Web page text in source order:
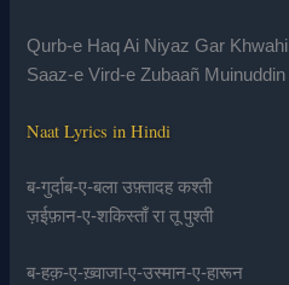
Qurb-e Haq Ai Niyaz Gar Khwahi
Saaz-e Vird-e Zubaañ Muinuddin
Naat Lyrics in Hindi
ब-गुर्दाब-ए-बला उफ़्तादह कश्ती
ज़ईफ़ान-ए-शकिस्ताँ रा तू पुश्ती
ब-हक़-ए-ख़्वाजा-ए-उस्मान-ए-हारून